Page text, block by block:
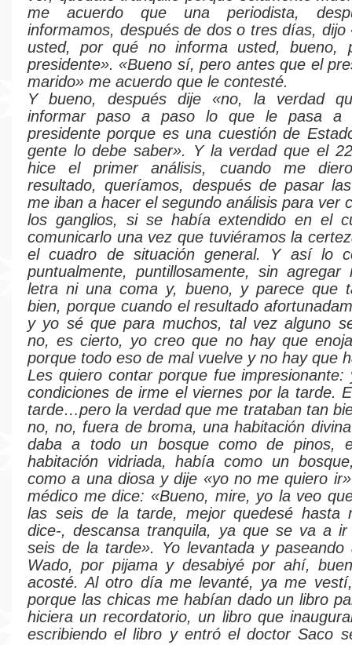
me acuerdo que una periodista,
informamos, después de dos o tres días, dijo
usted, por qué no informa usted, bueno,
presidente». «Bueno sí, pero antes que el
marido» me acuerdo que le contesté.
Y bueno, después dije «no, la verdad
informar paso a paso lo que le pasa a
presidente porque es una cuestión de
gente lo debe saber». Y la verdad que el
hice el primer análisis, cuando me
resultado, queríamos, después de pasar
me iban a hacer el segundo análisis para ver
los ganglios, si se había extendido en el
comunicarlo una vez que tuviéramos la
el cuadro de situación general. Y así lo
puntualmente, puntillosamente, sin
letra ni una coma y, bueno, y parece que
bien, porque cuando el resultado
y yo sé que para muchos, tal vez alguno
no, es cierto, yo creo que no hay que
porque todo eso de mal vuelve y no hay que
Les quiero contar porque fue impresionante:
condiciones de irme el viernes por la tarde.
tarde…pero la verdad que me trataban tan
no, no, fuera de broma, una habitación
daba a todo un bosque como de pinos,
habitación vidriada, había como un
como a una diosa y dije «yo no me quiero
médico me dice: «Bueno, mire, yo la veo
las seis de la tarde, mejor quedesé hasta
dice-, descansa tranquila, ya que se va a
seis de la tarde». Yo levantada y
Wado, por pijama y desabiyé por ahí,
acosté. Al otro día me levanté, ya me
porque las chicas me habían dado un libro
hiciera un recordatorio, un libro que
escribiendo el libro y entró el doctor Saco